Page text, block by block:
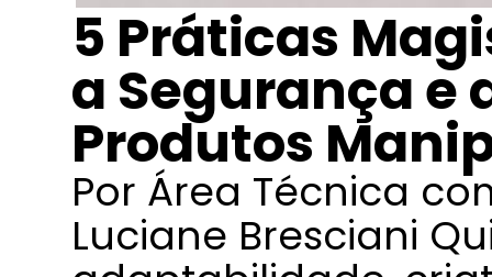
5 Práticas
a Segurança e
Produtos
Por Área Técnica
Luciane Bresciani